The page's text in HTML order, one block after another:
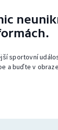
sportovní
a buďte v